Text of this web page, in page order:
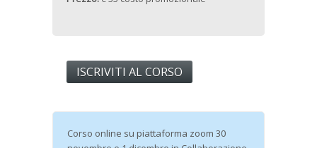
ISCRIVITI AL CORSO
Corso online su piattaforma zoom 30